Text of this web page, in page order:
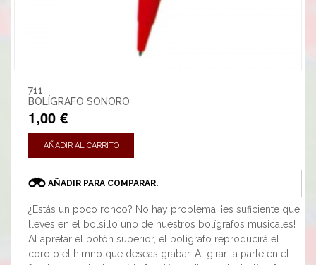
711
BOLÍGRAFO SONORO
1,00 €
AÑADIR AL CARRITO
AÑADIR PARA COMPARAR.
¿Estás un poco ronco? No hay problema, ¡es suficiente que
lleves en el bolsillo uno de nuestros bolígrafos musicales!
Al apretar el botón superior, el bolígrafo reproducirá el
coro o el himno que deseas grabar. Al girar la parte en el